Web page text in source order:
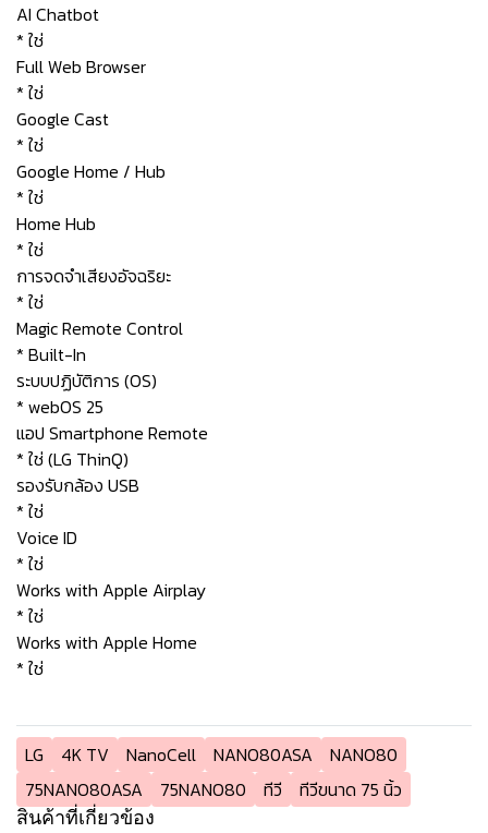
AI Chatbot
* ใช่
Full Web Browser
* ใช่
Google Cast
* ใช่
Google Home / Hub
* ใช่
Home Hub
* ใช่
การจดจำเสียงอัจฉริยะ
* ใช่
Magic Remote Control
* Built-In
ระบบปฏิบัติการ (OS)
* webOS 25
แอป Smartphone Remote
* ใช่ (LG ThinQ)
รองรับกล้อง USB
* ใช่
Voice ID
* ใช่
Works with Apple Airplay
* ใช่
Works with Apple Home
* ใช่
LG 4K TV NanoCell NANO80ASA
NANO80
75NANO80ASA
75NANO80 ทีวี ทีวีขนาด 75 นิ้ว
สินค้าที่เกี่ยวข้อง